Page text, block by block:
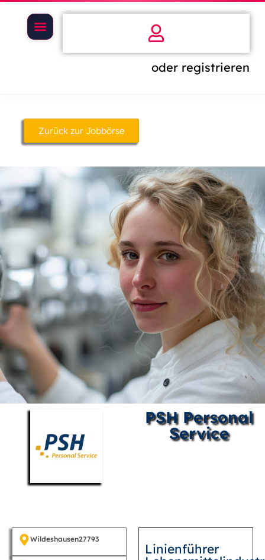
oder registrieren
Zurück zur Jobbörse
PSH Personal
Service
Wildeshausen27793
Linienführer